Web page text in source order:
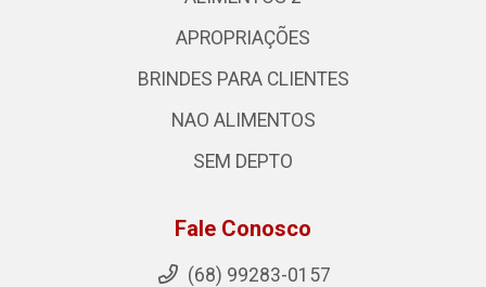
APROPRIAÇÕES
BRINDES PARA CLIENTES
NAO ALIMENTOS
SEM DEPTO
Fale Conosco
(68) 99283-0157